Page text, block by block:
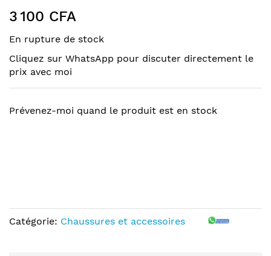
end
of
the
gallery
the
beginning
of
images
gallery
3 100 CFA
En rupture de stock
Cliquez sur WhatsApp pour discuter directement le
prix avec moi
Prévenez-moi quand le produit est en stock
Catégorie: Chaussures et accessoires